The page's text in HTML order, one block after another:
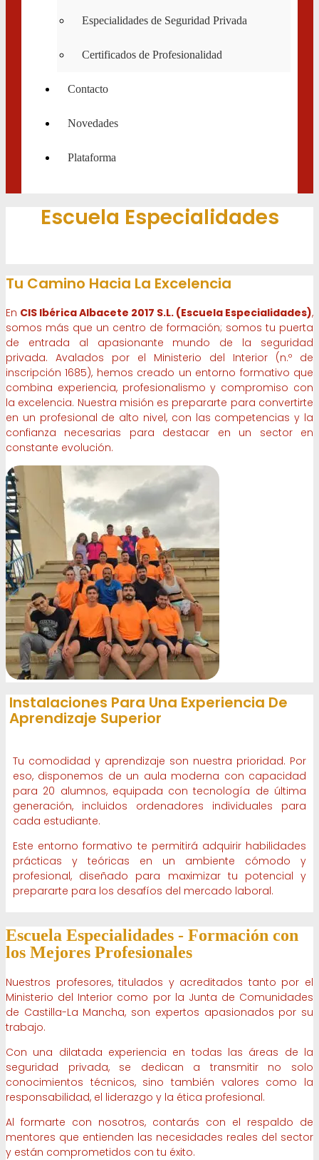
Especialidades de Seguridad Privada
Certificados de Profesionalidad
Contacto
Novedades
Plataforma
Escuela Especialidades
Tu Camino Hacia La Excelencia
En CIS Ibérica Albacete 2017 S.L. (Escuela Especialidades),
somos más que un centro de formación; somos tu puerta
de entrada al apasionante mundo de la seguridad
privada. Avalados por el Ministerio del Interior (n.º de
inscripción 1685), hemos creado un entorno formativo que
combina experiencia, profesionalismo y compromiso con
la excelencia. Nuestra misión es prepararte para convertirte
en un profesional de alto nivel, con las competencias y la
confianza necesarias para destacar en un sector en
constante evolución.
Instalaciones Para Una Experiencia De
Aprendizaje Superior
Tu comodidad y aprendizaje son nuestra prioridad. Por
eso, disponemos de un aula moderna con capacidad
para 20 alumnos, equipada con tecnología de última
generación, incluidos ordenadores individuales para
cada estudiante.
Este entorno formativo te permitirá adquirir habilidades
prácticas y teóricas en un ambiente cómodo y
profesional, diseñado para maximizar tu potencial y
prepararte para los desafíos del mercado laboral.
Escuela Especialidades - Formación con
los Mejores Profesionales
Nuestros profesores, titulados y acreditados tanto por el
Ministerio del Interior como por la Junta de Comunidades
de Castilla-La Mancha, son expertos apasionados por su
trabajo.
Con una dilatada experiencia en todas las áreas de la
seguridad privada, se dedican a transmitir no solo
conocimientos técnicos, sino también valores como la
responsabilidad, el liderazgo y la ética profesional.
Al formarte con nosotros, contarás con el respaldo de
mentores que entienden las necesidades reales del sector
y están comprometidos con tu éxito.